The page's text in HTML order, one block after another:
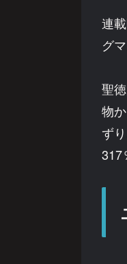
連
グ
聖
物
ず
317